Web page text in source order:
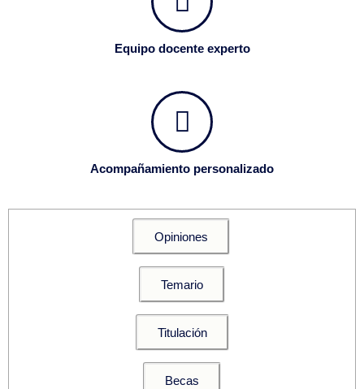
Equipo docente experto
Acompañamiento personalizado
Opiniones
Temario
Titulación
Becas